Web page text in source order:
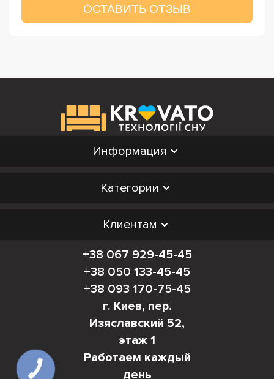
ОСТАВИТЬ ОТЗЫВ
Информация
Категории
Клиентам
+38 067 929-45-45
+38 050 133-45-45
+38 093 170-75-45
г. Киев, пер.
Изяславский 52,
этаж 1
Работаем каждый
день